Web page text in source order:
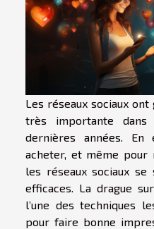
Les réseaux sociaux
très importante
dernières années. En
acheter, et même
les réseaux sociaux
efficaces. La drague
l’une des techniques
pour faire bonne